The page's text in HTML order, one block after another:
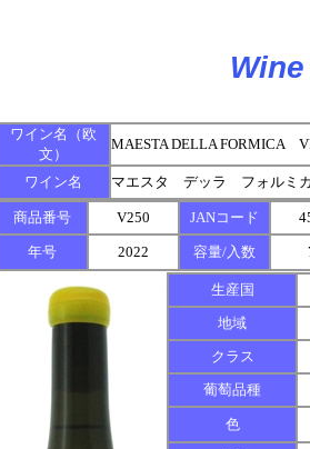
ワイン名（欧
文）
MAESTA DELLA FORMICA
ワイン名 マエスタ デッラ フォルミ
商品番号 V250 JANコード
年号 2022 容量/入数
生産国
地域
クラス
葡萄品種
色